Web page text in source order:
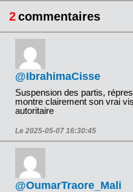
2commentaires
@IbrahimaCisse
Suspension des partis,
montre clairement son vrai
autoritaire
Le 2025-05-07 16:30:45
@OumarTraore_Mali